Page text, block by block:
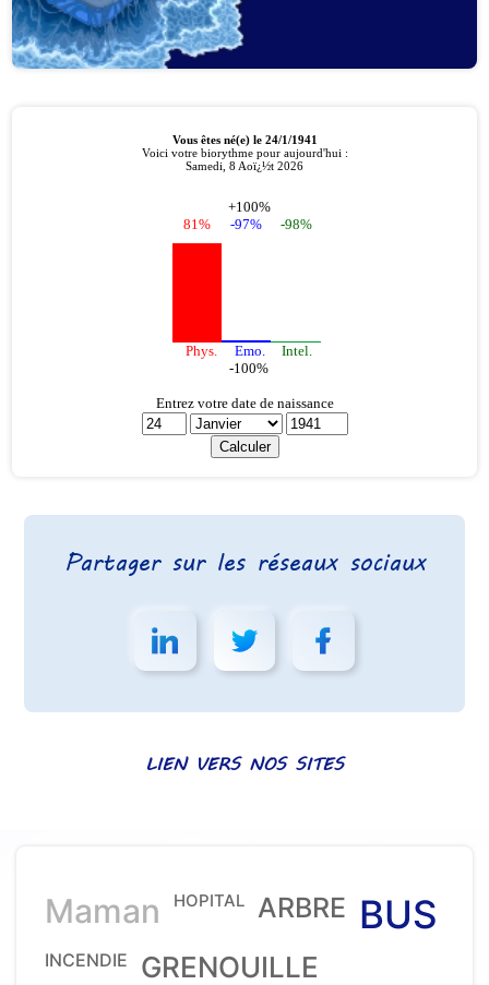
Partager sur les réseaux sociaux
LIEN VERS NOS SITES
Maman HOPITAL ARBRE BUS
INCENDIE GRENOUILLE